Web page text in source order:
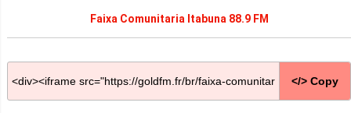
Faixa Comunitaria Itabuna 88.9 FM
</> Copy